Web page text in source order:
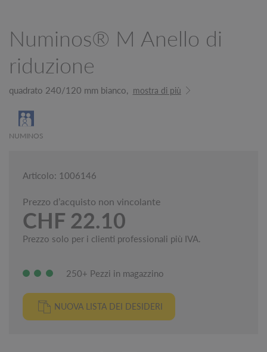
Numinos® M Anello di
riduzione
quadrato 240/120 mm bianco, mostra di più
NUMINOS
Articolo: 1006146
Prezzo d’acquisto non vincolante
CHF 22.10
Prezzo solo per i clienti professionali più IVA.
250+ Pezzi in magazzino
NUOVA LISTA DEI DESIDERI